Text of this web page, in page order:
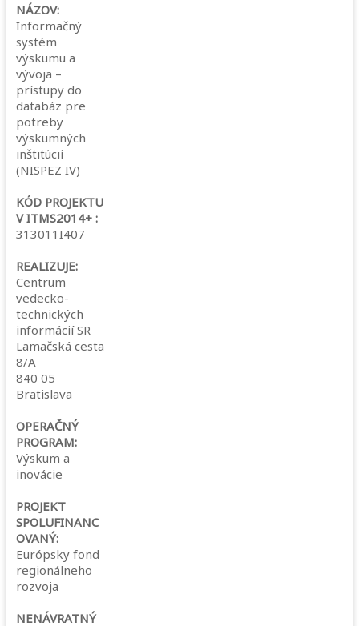
NÁZOV:
Informačný
systém
výskumu a
vývoja –
prístupy do
databáz pre
potreby
výskumných
inštitúcií
(NISPEZ IV)
KÓD PROJEKTU
V ITMS2014+ :
313011I407
REALIZUJE:
Centrum
vedecko-
technických
informácií SR
Lamačská cesta
8/A
840 05
Bratislava
OPERAČNÝ
PROGRAM:
Výskum a
inovácie
PROJEKT
SPOLUFINANC
OVANÝ:
Európsky fond
regionálneho
rozvoja
NENÁVRATNÝ